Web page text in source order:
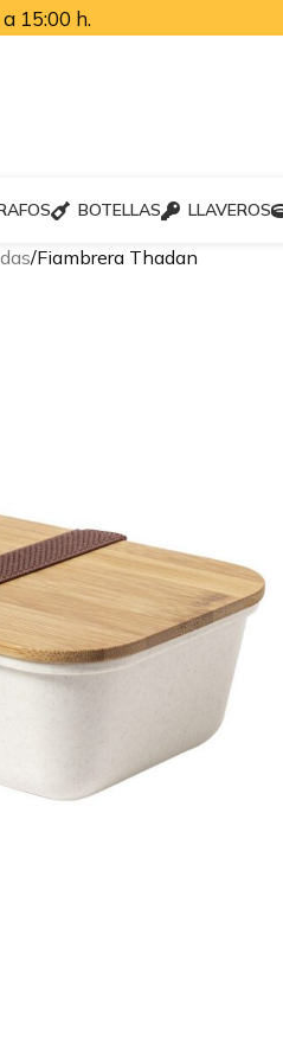
15:00 h.
BOTELLAS LLAVEROS
Fiambrera Thadan